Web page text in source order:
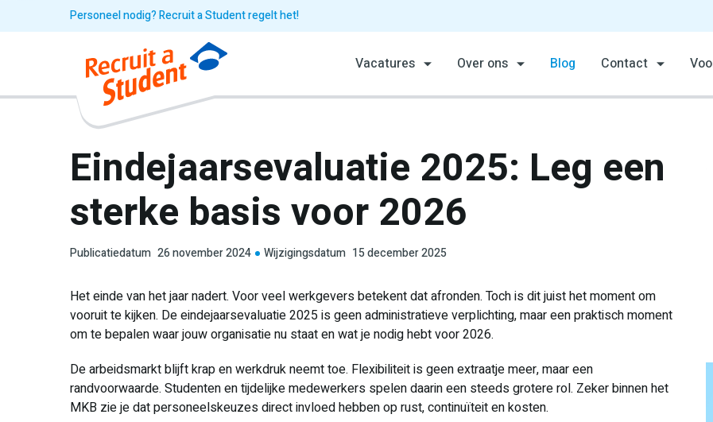
Personeel nodig? Recruit a Student regelt het!
Vacatures Over ons Blog Contact
Eindejaarsevaluatie 2025: Leg een
sterke basis voor 2026
Publicatiedatum 26 november 2024 Wijzigingsdatum 15 december 2025
Het einde van het jaar nadert. Voor veel werkgevers betekent dat afronden. Toch is dit juist het moment om
vooruit te kijken. De eindejaarsevaluatie 2025 is geen administratieve verplichting, maar een praktisch moment
om te bepalen waar jouw organisatie nu staat en wat je nodig hebt voor 2026.
De arbeidsmarkt blijft krap en werkdruk neemt toe. Flexibiliteit is geen extraatje meer, maar een
randvoorwaarde. Studenten en tijdelijke medewerkers spelen daarin een steeds grotere rol. Zeker binnen het
MKB zie je dat personeelskeuzes direct invloed hebben op rust, continuïteit en kosten.